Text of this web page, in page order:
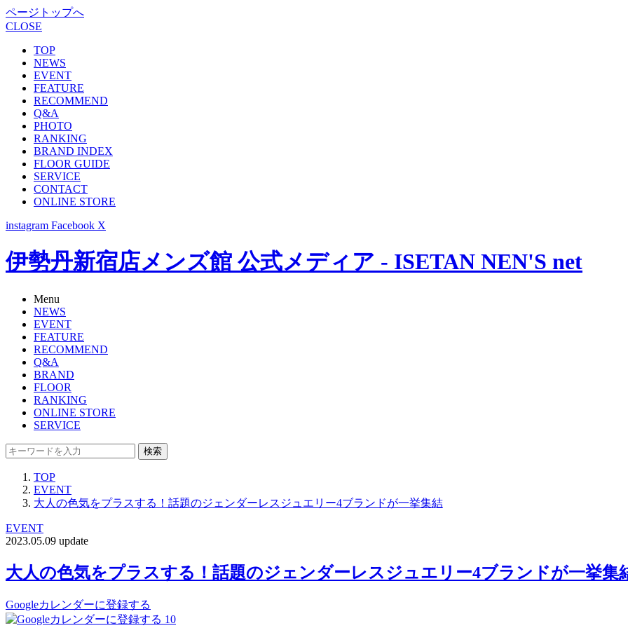
ページトップへ
CLOSE
TOP
NEWS
EVENT
FEATURE
RECOMMEND
Q&A
PHOTO
RANKING
BRAND INDEX
FLOOR GUIDE
SERVICE
CONTACT
ONLINE STORE
instagram Facebook X
伊勢丹新宿店メンズ館 公式メディア - ISETAN NEN'S net
Menu
NEWS
EVENT
FEATURE
RECOMMEND
Q&A
BRAND
FLOOR
RANKING
ONLINE STORE
SERVICE
検索
TOP
EVENT
大人の色気をプラスする！話題のジェンダーレスジュエリー4ブランドが一挙集結
EVENT
2023.05.09 update
大人の色気をプラスする！話題のジェンダーレスジュエリー4ブランドが一挙集
Googleカレンダーに登録する
10